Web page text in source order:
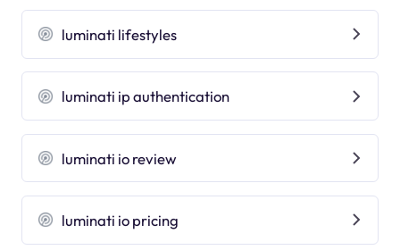
luminati lifestyles
luminati ip authentication
luminati io review
luminati io pricing